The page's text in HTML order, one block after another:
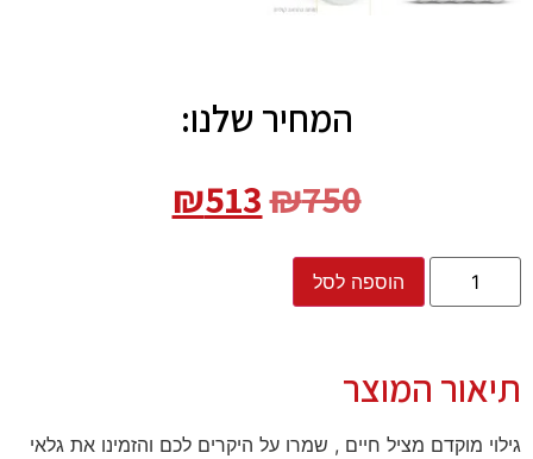
המחיר שלנו:
₪750
₪513
הוספה לסל
תיאור המוצר
גילוי מוקדם מציל חיים , שמרו על היקרים לכם והזמינו את גלאי